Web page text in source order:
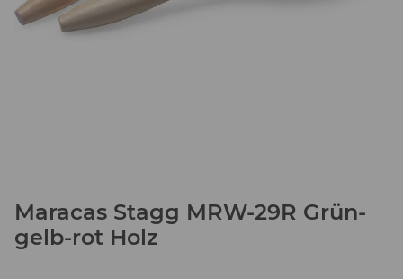
Maracas Stagg MRW-29R Grün-
gelb-rot Holz